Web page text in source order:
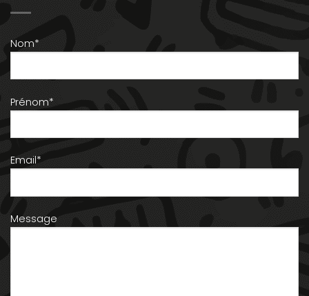
Nom*
Prénom*
Email*
Message